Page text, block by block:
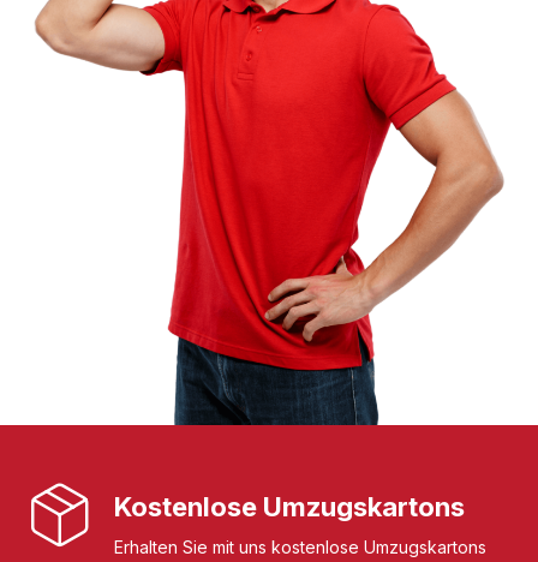
Kostenlose Umzugskartons
Erhalten Sie mit uns kostenlose Umzugskartons